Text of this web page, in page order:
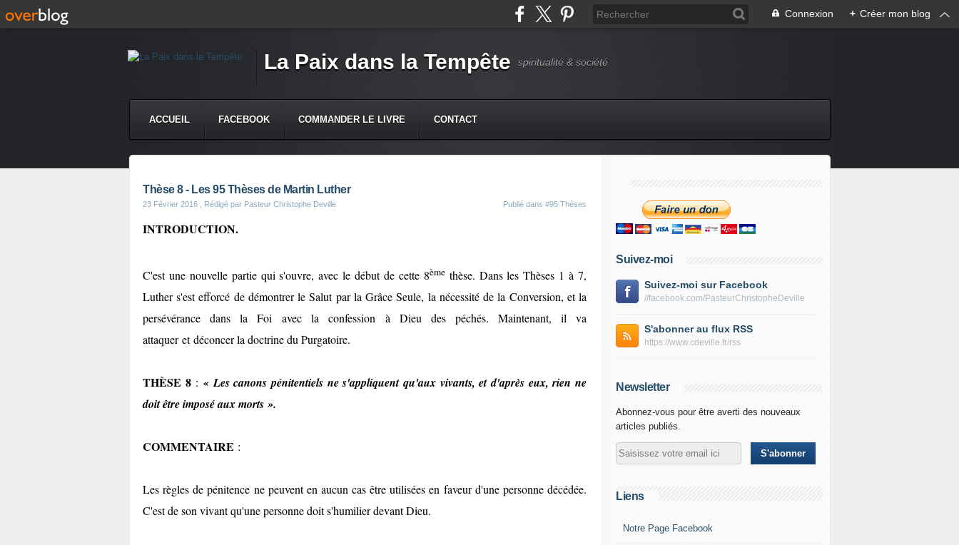
Connexion + Créer mon blog
La Paix dans la Tempête spiritualité & société
ACCUEIL FACEBOOK COMMANDER LE LIVRE CONTACT
Thèse 8 - Les 95 Thèses de Martin Luther
23 Février 2016 , Rédigé par Pasteur Christophe Deville Publié dans #95 Thèses
INTRODUCTION.
C'est une nouvelle partie qui s'ouvre, avec le début de cette 8èmethèse. Dans les Thèses 1 à 7,
Luther s'est efforcé de démontrer le Salut par la Grâce Seule, la nécessité de la Conversion, et la
persévérance dans la Foi avec la confession à Dieu des péchés. Maintenant, il va
attaquer et déconcer la doctrine du Purgatoire.
THÈSE 8 :« Les canons pénitentiels ne s'appliquent qu'aux vivants, et d'après eux, rien ne
doit être imposé aux morts ».
COMMENTAIRE :
Les règles de pénitence ne peuvent en aucun cas être utilisées en faveur d'une personne décédée.
C'est de son vivant qu'une personne doit s'humilier devant Dieu.
Suivez-moi
Suivez-moi sur Facebook
//facebook.com/PasteurChristopheDeville
S'abonner au flux RSS
https://www.cdeville.fr/rss
Newsletter
Abonnez-vous pour être averti des nouveaux
articles publiés.
Liens
Notre Page Facebook